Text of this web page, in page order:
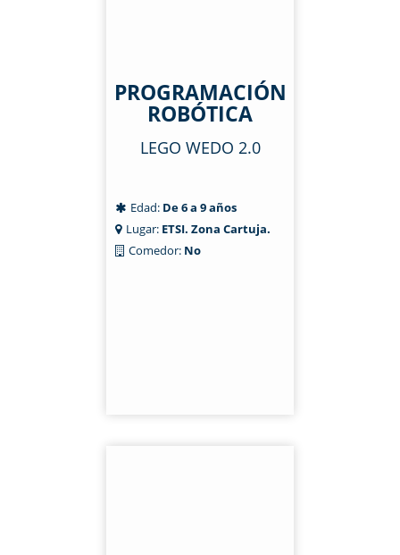
PROGRAMACIÓN
ROBÓTICA
LEGO WEDO 2.0
Edad: De 6 a 9 años
Lugar: ETSI. Zona Cartuja.
Comedor: No